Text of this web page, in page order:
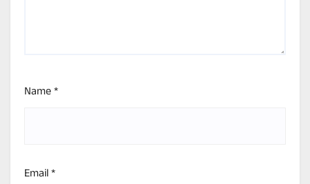
Name*
Email*